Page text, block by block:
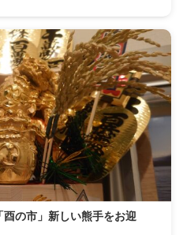
酉の市」新しい熊手をお迎